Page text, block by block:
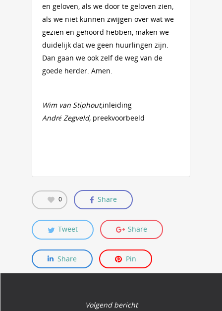
en geloven, als we door te geloven zien,
als we niet kunnen zwijgen over wat we
gezien en gehoord hebben, maken we
duidelijk dat we geen huurlingen zijn.
Dan gaan we ook zelf de weg van de
goede herder. Amen.
Wim van Stiphout,inleiding
André Zegveld, preekvoorbeeld
0 Share
Tweet Share
Share Pin
Volgend bericht